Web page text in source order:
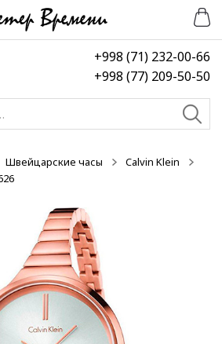
+998 (71) 232-00-66
+998 (77) 209-50-50
Швейцарские часы
Calvin Klein